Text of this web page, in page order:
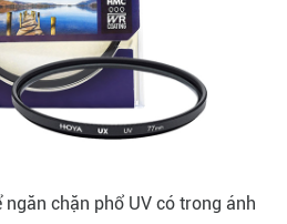
ngăn chặn phổ UV có trong ánh